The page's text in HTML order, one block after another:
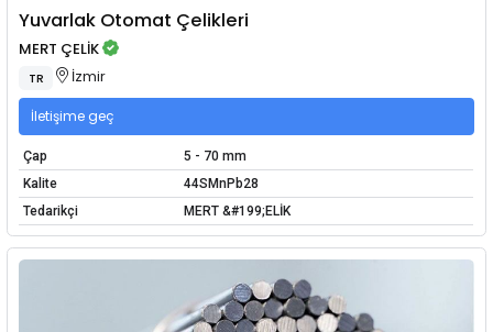
Yuvarlak Otomat Çelikleri
MERT ÇELİK
TR İzmir
İletişime geç
Çap
5 - 70 mm
Kalite
44SMnPb28
Tedarikçi
MERT &#199;ELİK